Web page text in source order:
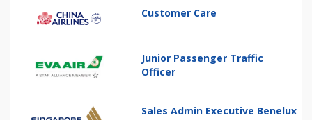
Customer Care
Junior Passenger Traffic
Officer
Sales Admin Executive Benelux